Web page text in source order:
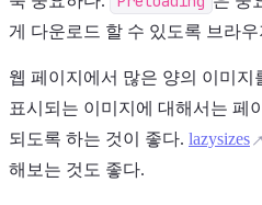
게 다운로드 할 수 있도록 브라
웹 페이지에서 많은 양의 이미지
표시되는 이미지에 대해서는 페
되도록 하는 것이 좋다. lazysizes
해보는 것도 좋다.